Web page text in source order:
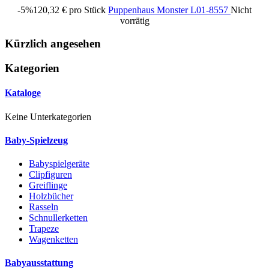
-5%120,32 € pro Stück Puppenhaus MonsterL01-8557 Nicht
vorrätig
Kürzlich angesehen
Kategorien
Kataloge
Keine Unterkategorien
Baby-Spielzeug
Babyspielgeräte
Clipfiguren
Greiflinge
Holzbücher
Rasseln
Schnullerketten
Trapeze
Wagenketten
Babyausstattung